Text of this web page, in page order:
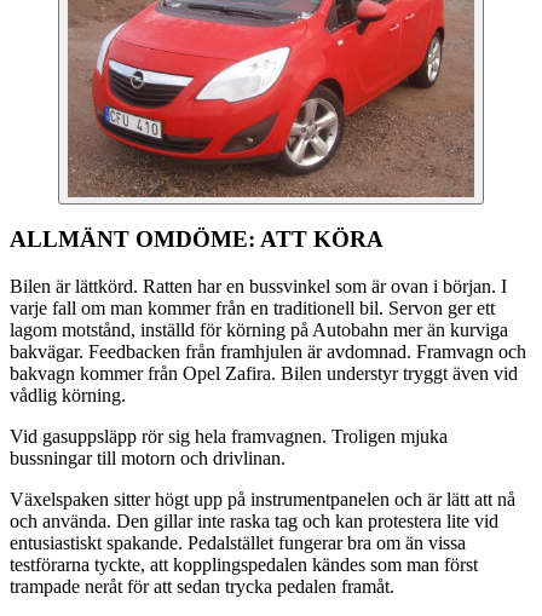
ALLMÄNT OMDÖME: ATT KÖRA
Bilen är lättkörd. Ratten har en bussvinkel som är ovan i början. I
varje fall om man kommer från en traditionell bil. Servon ger ett
lagom motstånd, inställd för körning på Autobahn mer än kurviga
bakvägar. Feedbacken från framhjulen är avdomnad. Framvagn och
bakvagn kommer från Opel Zafira. Bilen understyr tryggt även vid
vådlig körning.
Vid gasuppsläpp rör sig hela framvagnen. Troligen mjuka
bussningar till motorn och drivlinan.
Växelspaken sitter högt upp på instrumentpanelen och är lätt att nå
och använda. Den gillar inte raska tag och kan protestera lite vid
entusiastiskt spakande. Pedalstället fungerar bra om än vissa
testförarna tyckte, att kopplingspedalen kändes som man först
trampade neråt för att sedan trycka pedalen framåt.